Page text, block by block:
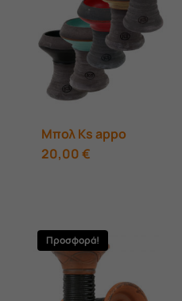
Μπολ Ks appo
20,00€
έχει
πολλαπλές
παραλλαγές.
Προσφορά!